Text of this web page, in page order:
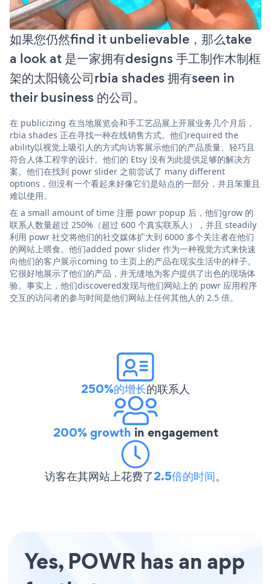
如果您仍然find it unbelievable，那么take
a look at 是一家拥有designs 手工制作木制框
架的太阳镜公司rbia shades 拥有seen in
their business 的公司。
在 publicizing 在当地展览会和手工艺品展上开展业务几个月后，
rbia shades 正在寻找一种在线销售方式。他们required the
ability以视觉上吸引人的方式向访客展示他们的产品质量、轻巧且
符合人体工程学的设计。他们的 Etsy 没有为此提供足够的解决方
案。他们在找到 powr slider 之前尝试了 many different
options，但没有一个看起来好像它们是站点的一部分，并且笨重且
难以使用。
在 a small amount of time 注册 powr popup 后，他们grow 的
联系人数量超过 250%（超过 600 个真实联系人），并且 steadily
利用 powr 社交将他们的社交媒体扩大到 6000 多个关注者在他们
的网站上喂食。他们added powr slider 作为一种视觉方式来快速
向他们的客户展示coming to 主页上的产品在现实生活中的样子。
它很好地展示了他们的产品，并无缝地为客户提供了出色的现场体
验。事实上，他们discovered发现与他们网站上的 powr 应用程序
交互的访问者的参与时间是他们网站上任何其他人的 2.5 倍。
250%的增长的联系人
200% growth in engagement
访客在其网站上花费了2.5倍的时间。
Yes, POWR has an app